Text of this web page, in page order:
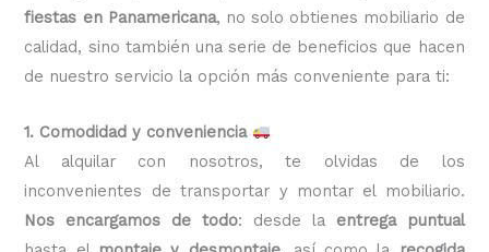
fiestas en Panamericana, no solo obtienes mobiliario de
calidad, sino también una serie de beneficios que hacen
de nuestro servicio la opción más conveniente para ti:
1. Comodidad y conveniencia
Al alquilar con nosotros, te olvidas de los
inconvenientes de transportar y montar el mobiliario.
Nos encargamos de todo: desde la entrega puntual